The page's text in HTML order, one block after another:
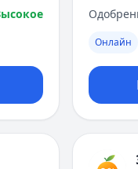
Онлайн